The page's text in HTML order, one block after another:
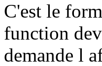
C'est le
function
demande l